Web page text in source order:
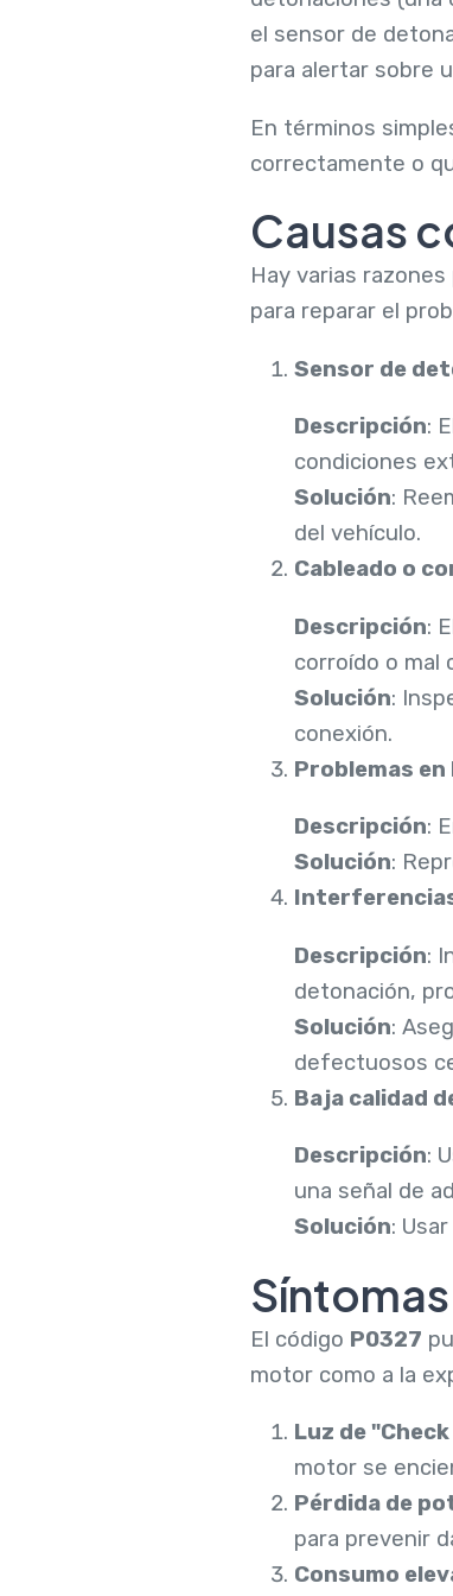
el sensor de
para alertar sobre
En términos
correctamente o
Causas
Hay varias
para reparar el
Sensor de
Descripción:
condiciones
Solución:
del vehículo.
Cableado o
Descripción:
corroído o mal
Solución:
conexión.
Problemas en
Descripción:
Solución:
Descripción:
detonación,
Solución:
defectuosos
Baja calidad
Descripción:
una señal de
Solución:
El código P0327
motor como a la
Luz de
motor se
Pérdida de
para prevenir
Consumo